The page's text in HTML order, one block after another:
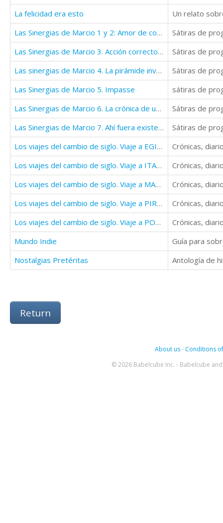
La felicidad era esto
Las Sinergias de Marcio 1 y 2: Amor de consultor informático y Crónicas Checas
Las Sinergias de Marcio 3. Acción correctora.
Las sinergias de Marcio 4. La pirámide invertida
Las Sinergias de Marcio 5. Impasse
Las Sinergias de Marcio 6. La crónica de una muerte anunciada
Las Sinergias de Marcio 7. Ahí fuera existe otra vida
Los viajes del cambio de siglo. Viaje a EGIPTO.
Los viajes del cambio de siglo. Viaje a ITALIA.
Los viajes del cambio de siglo. Viaje a MALLORCA.
Los viajes del cambio de siglo. Viaje a PIRINEOS.
Los viajes del cambio de siglo. Viaje a PORTUGAL.
Mundo Indie
Nostalgias Pretéritas
Return
About us- Conditions
© 2026 Babelcube Inc. - Babelcube